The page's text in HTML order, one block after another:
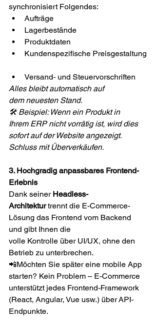
synchronisiert Folgendes:
Aufträge
Lagerbestände
Produktdaten
Kundenspezifische Preisgestaltung
Versand- und Steuervorschriften
Alles bleibt automatisch auf
dem neuesten Stand.
🛠️ Beispiel: Wenn ein Produkt in
Ihrem ERP nicht vorrätig ist, wird dies
sofort auf der Website angezeigt.
Schluss mit Überverkäufen.
3. Hochgradig anpassbares Frontend-
Erlebnis
Dank seiner Headless-
Architektur trennt die E-Commerce-
Lösung das Frontend vom Backend
und gibt Ihnen die
volle Kontrolle über UI/UX, ohne den
Betrieb zu unterbrechen.
📲Möchten Sie später eine mobile App
starten? Kein Problem – E-Commerce
unterstützt jedes Frontend-Framework
(React, Angular, Vue usw.) über API-
Endpunkte.